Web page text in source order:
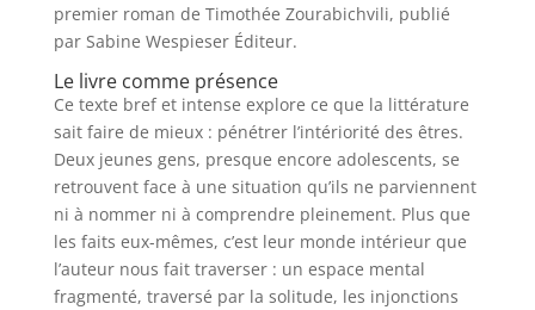
premier roman de Timothée Zourabichvili, publié
par Sabine Wespieser Éditeur.
Le livre comme présence
Ce texte bref et intense explore ce que la littérature
sait faire de mieux : pénétrer l’intériorité des êtres.
Deux jeunes gens, presque encore adolescents, se
retrouvent face à une situation qu’ils ne parviennent
ni à nommer ni à comprendre pleinement. Plus que
les faits eux-mêmes, c’est leur monde intérieur que
l’auteur nous fait traverser : un espace mental
fragmenté, traversé par la solitude, les injonctions